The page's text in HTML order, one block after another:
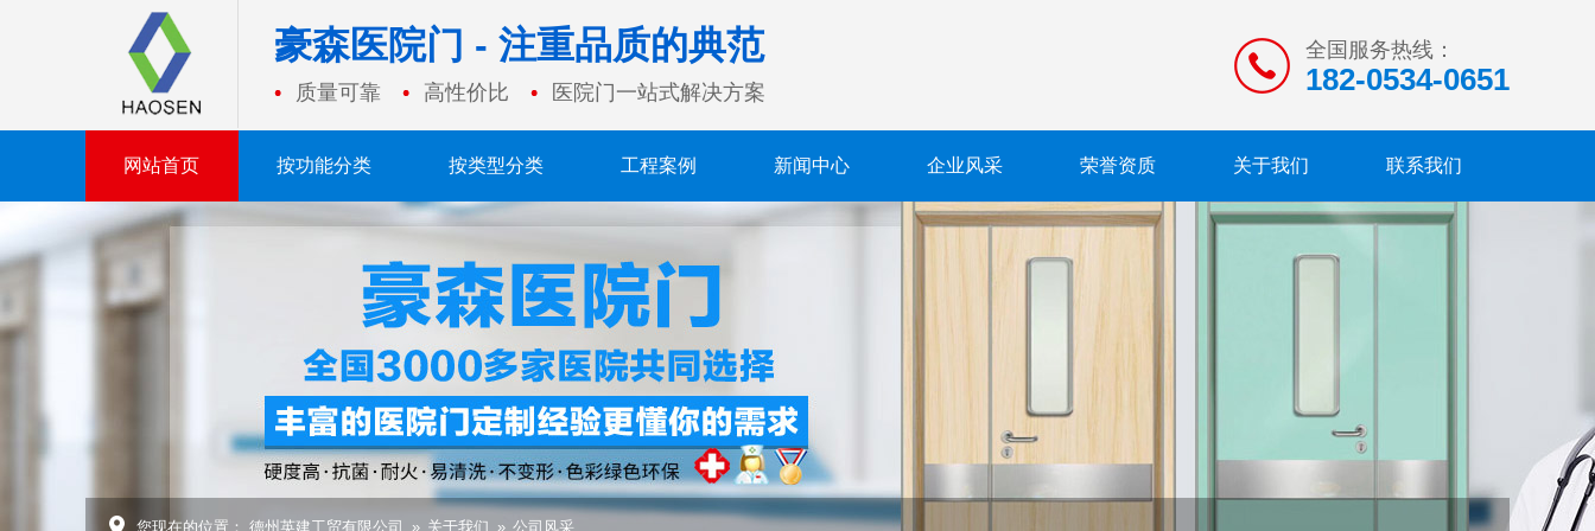
豪森医院门 - 注重品质的典范
质量可靠 高性价比 医院门一站式解决方案
全国服务热线：
182-0534-0651
网站首页 按功能分类 按类型分类 工程案例 新闻中心 企业风采 荣誉资质 关于我们 联系我们
您现在的位置： 德州英建工贸有限公司 » 关于我们 » 公司风采